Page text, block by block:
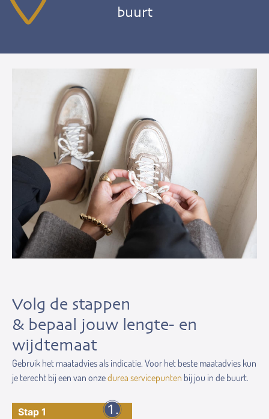
buurt
Volg de stappen
& bepaal jouw lengte- en
wijdtemaat
Gebruik het maatadvies als indicatie. Voor het beste maatadvies kun
je terecht bij een van onzedurea servicepunten bij jou in de buurt.
Stap 1